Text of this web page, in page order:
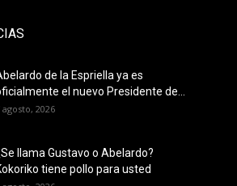
de la Espriella ya es
el nuevo Presidente de...
agosto, 2026
llama Gustavo o Abelardo?
tiene pollo para usted